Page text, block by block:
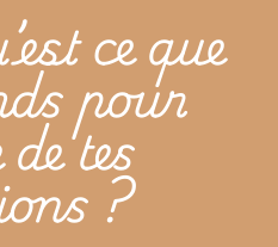
ce que
pour
tes
?